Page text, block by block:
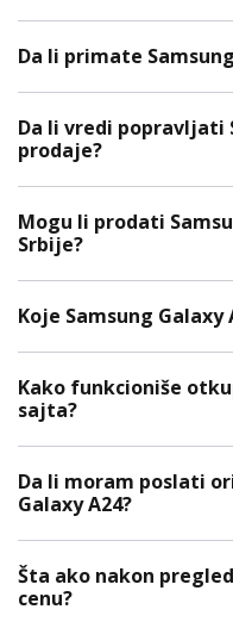
Da li primate
Da li vredi popravljati
prodaje?
Mogu li prodati
Srbije?
Koje Samsung
Kako funkcioniše
sajta?
Da li moram poslati
Galaxy A24?
Šta ako nakon
cenu?